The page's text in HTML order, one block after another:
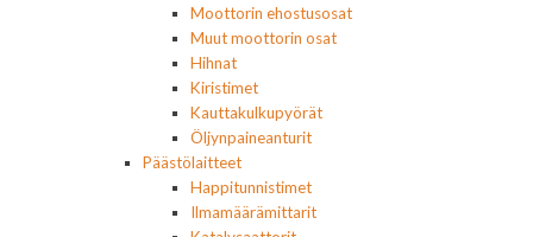
Moottorin ehostusosat
Muut moottorin osat
Hihnat
Kiristimet
Kauttakulkupyörät
Öljynpaineanturit
Päästölaitteet
Happitunnistimet
Ilmamäärämittarit